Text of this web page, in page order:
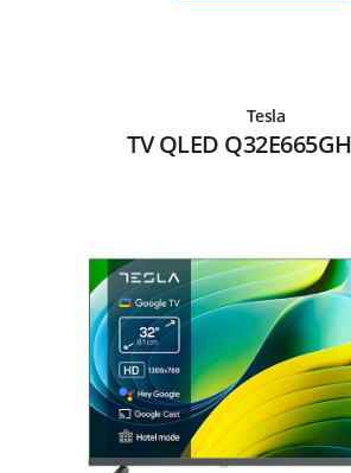
Tesla
TV QLED